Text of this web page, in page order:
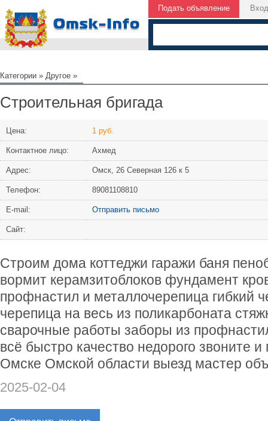
Подать объявление Вход
Категории » Другое »
Строительная бригада
Цена: 1 руб.
Контактное лицо: Ахмед
Адрес: Омск, 26 Северная 126 к 5
Телефон: 89081108810
Е-mail: Отправить письмо
Сайт:
Строим дома коттеджи гаражи баня
вормит керамзитоблоков фундамент
профнастил и металлочерепица гибкий
черепица на весь из поликарбоната
сварочные работы заборы из
всё быстро качество недорого звоните
Омске Омской области выезд мастер
2025-02-04